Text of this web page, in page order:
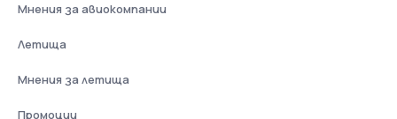
Мнения за авиокомпании
Летища
Мнения за летища
Промоции